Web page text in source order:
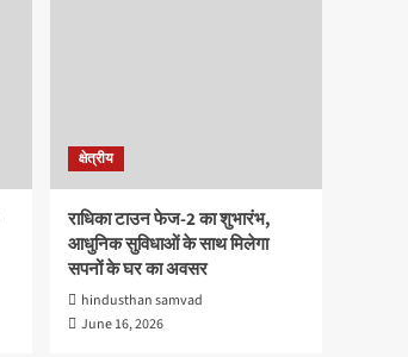
क्षेत्रीय
राधिका टाउन फेज-2 का शुभारंभ,
आधुनिक सुविधाओं के साथ मिलेगा
सपनों के घर का अवसर
hindusthan samvad
June 16, 2026